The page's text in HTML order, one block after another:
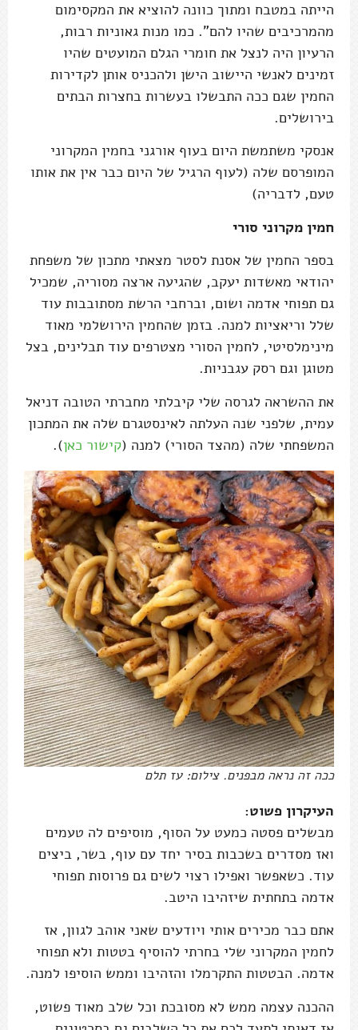
הייתה במטבח ומתוך כוונה להוציא את המקסימום
מהמרכיבים שהיו להם". כמו מנות גאוניות רבות,
הרעיון היה לנצל את חומרי הגלם המועטים שהיו
זמינים לאנשי היישוב הישן ולהכניס אותן לקדירות
החמין שגם ככה התבשלו בעשרות בחצרות הבתים
בירושלים.
אנסקי משתמשת היום בעוף אורגני בחמין המקרוני
המופרסם שלה (לעוף הרגיל של היום כבר אין את אותו
טעם, לדבריה)
חמין מקרוני סורי
בספר החמין של אסנת לסטר מצאתי מתכון של משפחת
יהודאי מאשדות יעקב, שהגיעה ארצה מסוריה, שמכיל
גם תפוחי אדמה ושום, וברחבי הרשת מסתובבות עוד
שלל וריאציות למנה. בזמן שהחמין הירושלמי מאוד
מינימלסיטי, לחמין הסורי מצטרפים עוד תבלינים, בצל
מטוגן וגם רסק עגבניות.
את ההשראה לגרסה שלי קיבלתי מחברתי הטובה דניאל
עמית, שלפני שנה העלתה לאינסטגרם שלה את המתכון
המשפחתי שלה (מהצד הסורי) למנה (קישור כאן).
ככה זה נראה מבפנים. צילום: עז תלם
העיקרון פשוט:
מבשלים פסטה כמעט על הסוף, מוסיפים לה טעמים
ואז מסדרים בשכבות בסיר יחד עם עוף, בשר, ביצים
עוד. כשאפשר ואפילו רצוי לשים גם פרוסות תפוחי
אדמה בתחתית שיזהיבו היטב.
אתם כבר מכירים אותי ויודעים שאני אוהב לגוון, אז
לחמין המקרוני שלי בחרתי להוסיף בטטות ולא תפוחי
אדמה. הבטטות התקרמלו והזהיבו וממש הוסיפו למנה.
ההכנה עצמה ממש לא מסובכת וכל שלב מאוד פשוט,